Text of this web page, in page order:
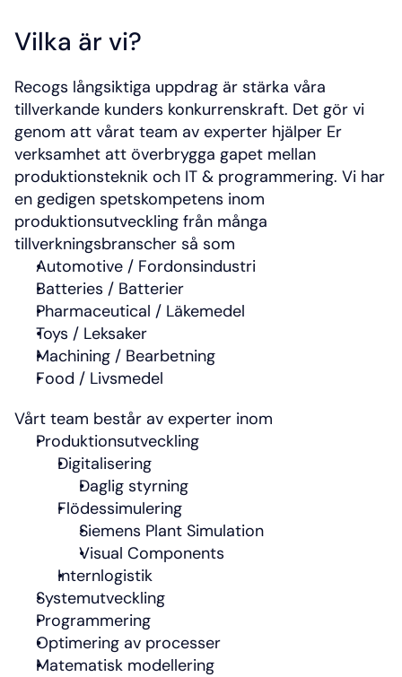
Vilka är vi?
Recogs långsiktiga uppdrag är stärka våra
tillverkande kunders konkurrenskraft. Det gör vi
genom att vårat team av experter hjälper Er
verksamhet att överbrygga gapet mellan
produktionsteknik och IT & programmering. Vi har
en gedigen spetskompetens inom
produktionsutveckling från många
tillverkningsbranscher så som
Automotive / Fordonsindustri
Batteries / Batterier
Pharmaceutical / Läkemedel
Toys / Leksaker
Machining / Bearbetning
Food / Livsmedel
Vårt team består av experter inom
Produktionsutveckling
Digitalisering
Daglig styrning
Flödessimulering
Siemens Plant Simulation
Visual Components
Internlogistik
Systemutveckling
Programmering
Optimering av processer
Matematisk modellering